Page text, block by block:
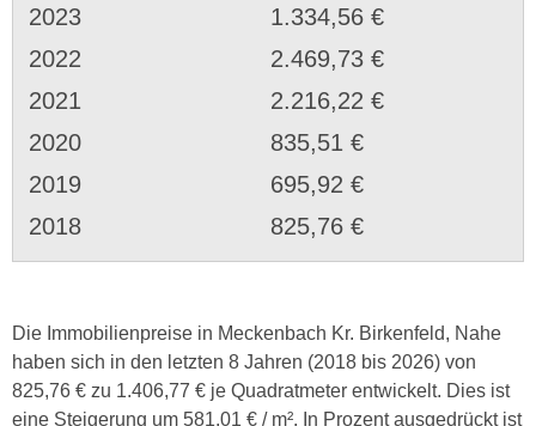
2023
1.334,56 €
2022
2.469,73 €
2021
2.216,22 €
2020
835,51 €
2019
695,92 €
2018
825,76 €
Die Immobilienpreise in Meckenbach Kr. Birkenfeld, Nahe
haben sich in den letzten 8 Jahren (2018 bis 2026) von
825,76 € zu 1.406,77 € je Quadratmeter entwickelt. Dies ist
eine Steigerung um 581,01 € / m². In Prozent ausgedrückt ist